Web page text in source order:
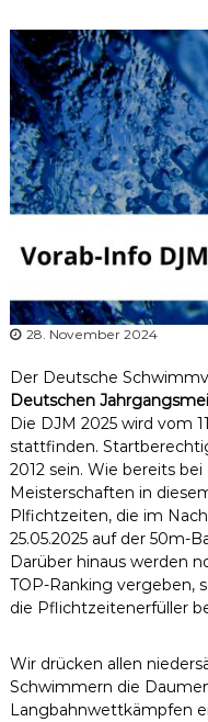
b
a
n
d
N
i
e
d
e
r
s
a
h
s
e
n
28. November 2024
Der Deutsche
Deutschen
Die DJM 2025 wird vom
stattfinden.
2012 sein. Wie bereits
Meisterschaften in
Plfichtzeiten, die im
25.05.2025 auf der 50m-
Darüber hinaus werden
TOP-Ranking vergeben,
die Pflichtzeitenerfüller
Wir drücken allen
Schwimmern die
Langbahnwettkämpfen